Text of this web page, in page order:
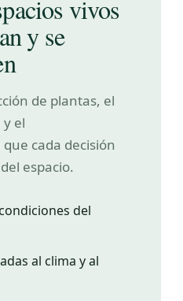
vivos
y se
de plantas, el
el
cada decisión
espacio.
del
al clima y al